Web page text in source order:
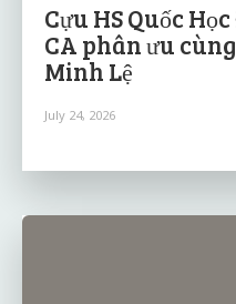
Cựu HS Quốc
CA phân ưu
Minh Lệ
July 24, 2026